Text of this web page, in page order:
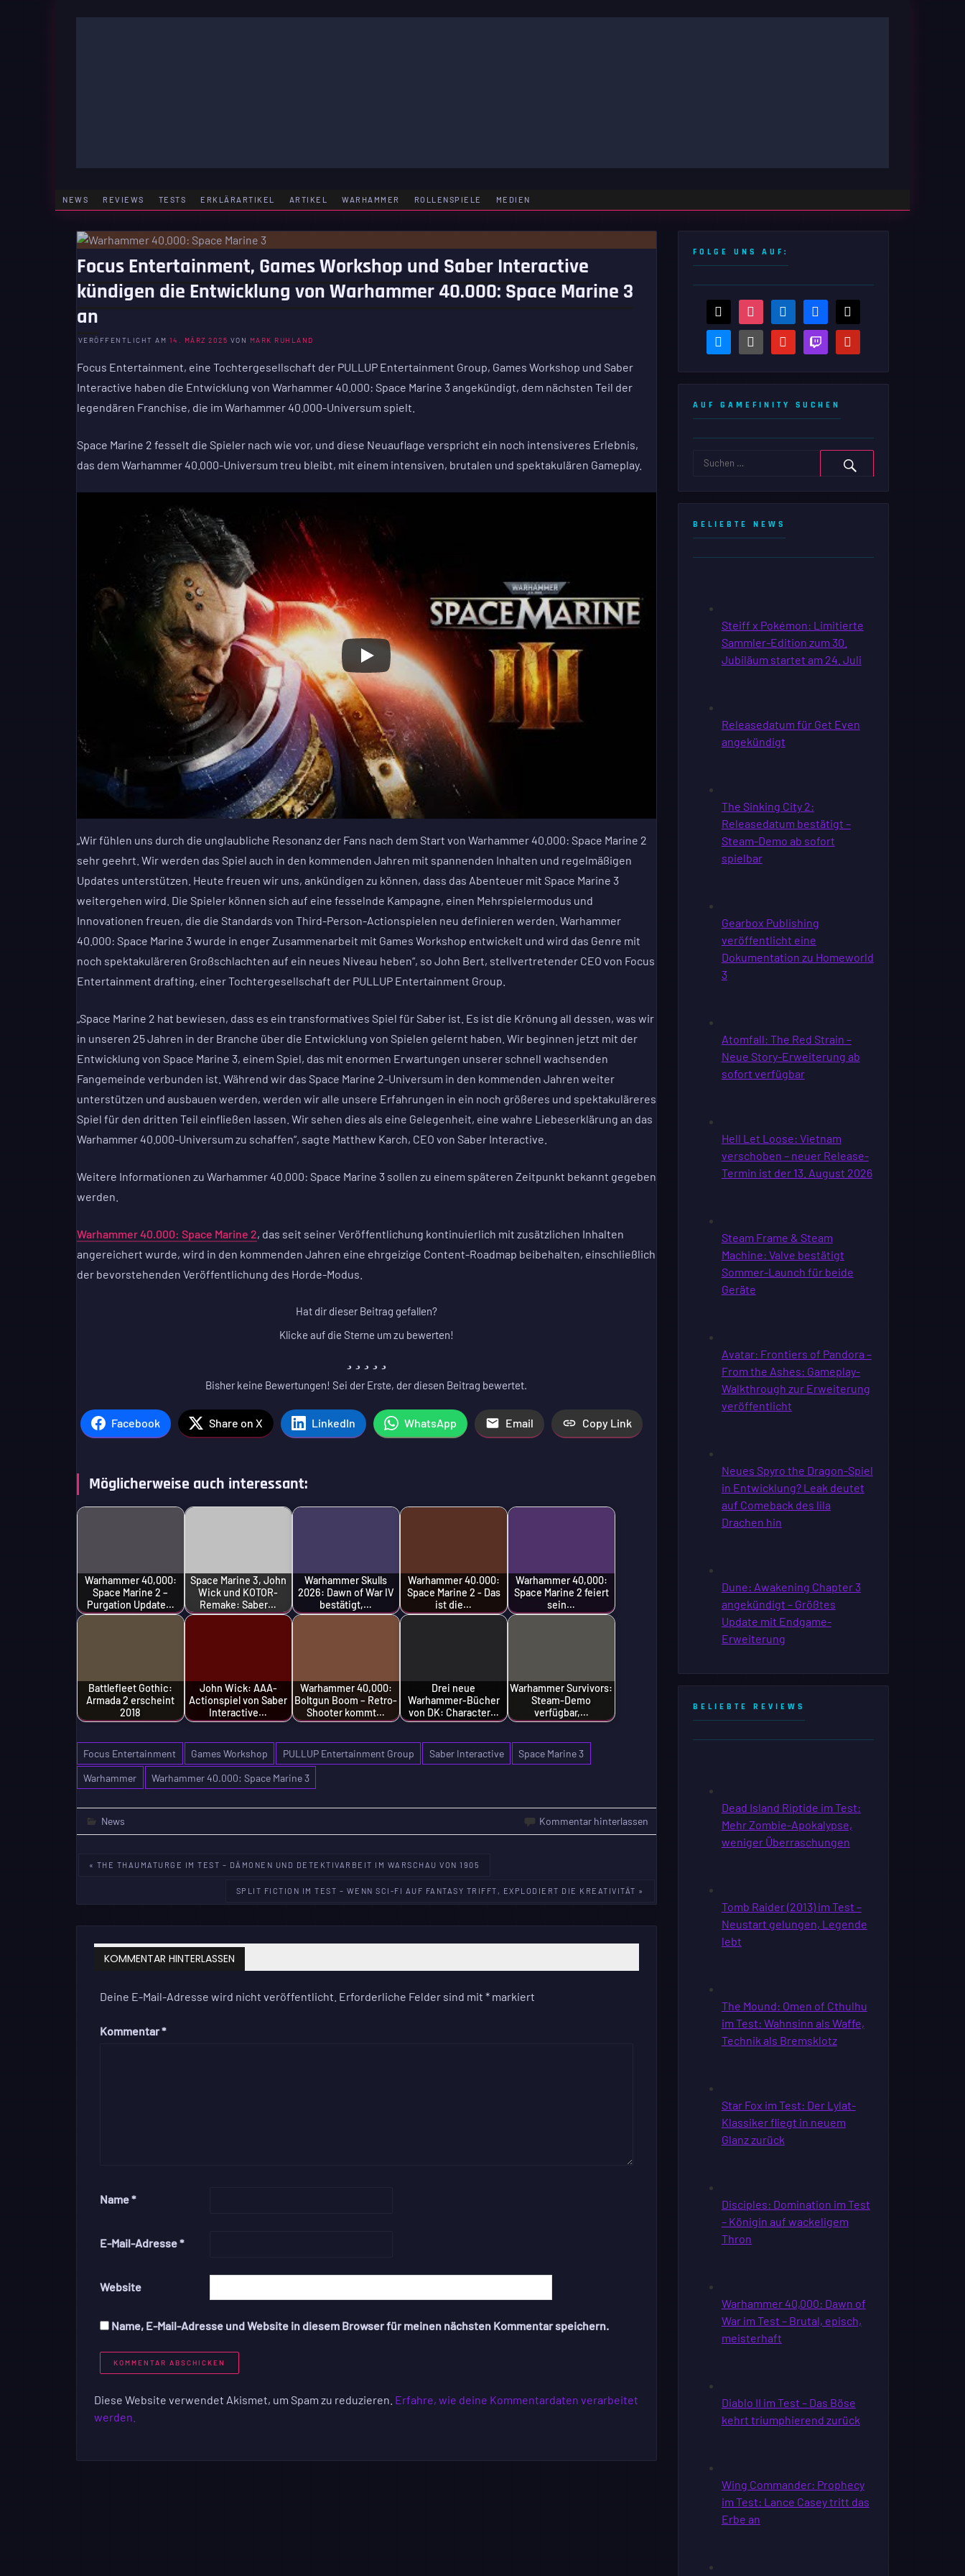
NEWS REVIEWS TESTS ERKLÄRARTIKEL ARTIKEL WARHAMMER ROLLENSPIELE MEDIEN
Focus Entertainment, Games Workshop und Saber Interactive
kündigen die Entwicklung von Warhammer 40.000: Space Marine 3
an
VERÖFFENTLICHT AM 14. MÄRZ 2025 VON MARK RUHLAND
Focus Entertainment, eine Tochtergesellschaft der PULLUP Entertainment Group, Games Workshop und Saber
Interactive haben die Entwicklung von Warhammer 40.000: Space Marine 3 angekündigt, dem nächsten Teil der
legendären Franchise, die im Warhammer 40.000-Universum spielt.
Space Marine 2 fesselt die Spieler nach wie vor, und diese Neuauflage verspricht ein noch intensiveres Erlebnis,
das dem Warhammer 40.000-Universum treu bleibt, mit einem intensiven, brutalen und spektakulären Gameplay.
„Wir fühlen uns durch die unglaubliche Resonanz der Fans nach dem Start von Warhammer 40.000: Space Marine 2
sehr geehrt. Wir werden das Spiel auch in den kommenden Jahren mit spannenden Inhalten und regelmäßigen
Updates unterstützen. Heute freuen wir uns, ankündigen zu können, dass das Abenteuer mit Space Marine 3
weitergehen wird. Die Spieler können sich auf eine fesselnde Kampagne, einen Mehrspielermodus und
Innovationen freuen, die die Standards von Third-Person-Actionspielen neu definieren werden. Warhammer
40.000: Space Marine 3 wurde in enger Zusammenarbeit mit Games Workshop entwickelt und wird das Genre mit
noch spektakuläreren Großschlachten auf ein neues Niveau heben“, so John Bert, stellvertretender CEO von Focus
Entertainment drafting, einer Tochtergesellschaft der PULLUP Entertainment Group.
„Space Marine 2 hat bewiesen, dass es ein transformatives Spiel für Saber ist. Es ist die Krönung all dessen, was wir
in unseren 25 Jahren in der Branche über die Entwicklung von Spielen gelernt haben. Wir beginnen jetzt mit der
Entwicklung von Space Marine 3, einem Spiel, das mit enormen Erwartungen unserer schnell wachsenden
Fangemeinde verbunden ist. Während wir das Space Marine 2-Universum in den kommenden Jahren weiter
unterstützen und ausbauen werden, werden wir alle unsere Erfahrungen in ein noch größeres und spektakuläreres
Spiel für den dritten Teil einfließen lassen. Wir sehen dies als eine Gelegenheit, eine wahre Liebeserklärung an das
Warhammer 40.000-Universum zu schaffen“, sagte Matthew Karch, CEO von Saber Interactive.
Weitere Informationen zu Warhammer 40.000: Space Marine 3 sollen zu einem späteren Zeitpunkt bekannt gegeben
werden.
Warhammer 40.000: Space Marine 2, das seit seiner Veröffentlichung kontinuierlich mit zusätzlichen Inhalten
angereichert wurde, wird in den kommenden Jahren eine ehrgeizige Content-Roadmap beibehalten, einschließlich
der bevorstehenden Veröffentlichung des Horde-Modus.
Hat dir dieser Beitrag gefallen?
Klicke auf die Sterne um zu bewerten!
Bisher keine Bewertungen! Sei der Erste, der diesen Beitrag bewertet.
Facebook Share on X LinkedIn WhatsApp Email Copy Link
Möglicherweise auch interessant:
Warhammer 40,000:
Space Marine 2 –
Purgation Update…
Space Marine 3, John
Wick und KOTOR-
Remake: Saber…
Warhammer Skulls
2026: Dawn of War IV
bestätigt,…
Warhammer 40.000:
Space Marine 2 - Das
ist die…
Warhammer 40,000:
Space Marine 2 feiert
sein…
Battlefleet Gothic:
Armada 2 erscheint
2018
John Wick: AAA-
Actionspiel von Saber
Interactive…
Warhammer 40,000:
Boltgun Boom – Retro-
Shooter kommt…
Drei neue
Warhammer-Bücher
von DK: Character…
Warhammer Survivors:
Steam-Demo
verfügbar,…
Focus Entertainment Games Workshop PULLUP Entertainment Group Saber Interactive
Space Marine 3
Warhammer
Warhammer 40.000: Space Marine 3
News Kommentar hinterlassen
Beitragsnavigation
« THE THAUMATURGE IM TEST – DÄMONEN UND DETEKTIVARBEIT IM WARSCHAU VON 1905
SPLIT FICTION IM TEST – WENN SCI-FI AUF FANTASY TRIFFT, EXPLODIERT DIE KREATIVITÄT »
KOMMENTAR HINTERLASSEN
Deine E-Mail-Adresse wird nicht veröffentlicht. Erforderliche Felder sind mit *markiert
Kommentar*
Name*
E-Mail-Adresse*
Website
Name, E-Mail-Adresse und Website in diesem Browser für meinen nächsten Kommentar speichern.
Diese Website verwendet Akismet, um Spam zu reduzieren. Erfahre, wie deine Kommentardaten verarbeitet
werden.
FOLGE UNS AUF:
threads instagramlinkedin facebook
bluesky steam-
square
youtubetwitch pinterest
AUF GAMEFINITY SUCHEN
BELIEBTE NEWS
BELIEBTE REVIEWS